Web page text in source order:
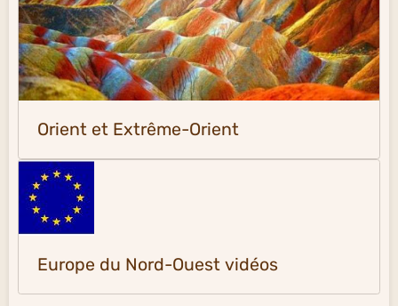
Orient et Extrême-Orient
Europe du Nord-Ouest vidéos